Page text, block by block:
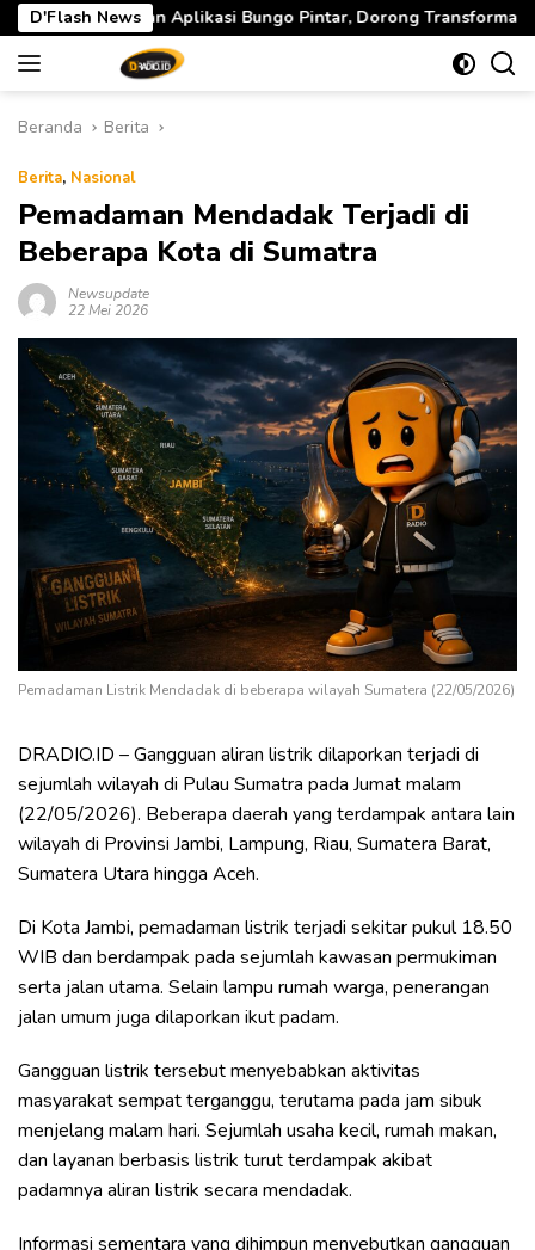
Langsung
ke
konten
D'Flash News
Bungo Pintar, Dorong Transformasi Digital Pendidikan di
Beranda Berita
Berita, Nasional
Pemadaman Mendadak Terjadi di
Beberapa Kota di Sumatra
Newsupdate
22 Mei 2026
Pemadaman Listrik Mendadak di beberapa wilayah Sumatera (22/05/2026)
DRADIO.ID – Gangguan aliran listrik dilaporkan terjadi di
sejumlah wilayah di Pulau Sumatra pada Jumat malam
(22/05/2026). Beberapa daerah yang terdampak antara lain
wilayah di Provinsi Jambi, Lampung, Riau, Sumatera Barat,
Sumatera Utara hingga Aceh.
Di Kota Jambi, pemadaman listrik terjadi sekitar pukul 18.50
WIB dan berdampak pada sejumlah kawasan permukiman
serta jalan utama. Selain lampu rumah warga, penerangan
jalan umum juga dilaporkan ikut padam.
Gangguan listrik tersebut menyebabkan aktivitas
masyarakat sempat terganggu, terutama pada jam sibuk
menjelang malam hari. Sejumlah usaha kecil, rumah makan,
dan layanan berbasis listrik turut terdampak akibat
padamnya aliran listrik secara mendadak.
Informasi sementara yang dihimpun menyebutkan gangguan